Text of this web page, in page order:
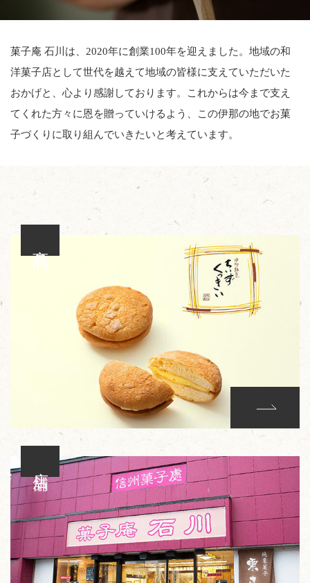
菓子庵 石川は、2020年に創業100年を迎えました。地域の和
洋菓子店として世代を越えて地域の皆様に支えていただいた
おかげと、心より感謝しております。これからは今まで支え
てくれた方々に恩を贈っていけるよう、この伊那の地でお菓
子づくりに取り組んでいきたいと考えています。